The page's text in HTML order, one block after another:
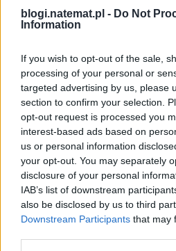
blogi.natemat.pl - Do Not
Information
If you wish to opt-out of the sale,
processing of your personal or
targeted advertising by us, please
section to confirm your selection.
opt-out request is processed you
interest-based ads based on
us or personal information
your opt-out. You may separately
disclosure of your personal
IAB’s list of downstream
also be disclosed by us to third
Downstream Participants that may
Blogi
20 listopada 2012, 10:07
Beckham odchodzi
człowiek, który